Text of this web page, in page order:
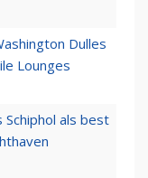
Dulles
Lounges
als best